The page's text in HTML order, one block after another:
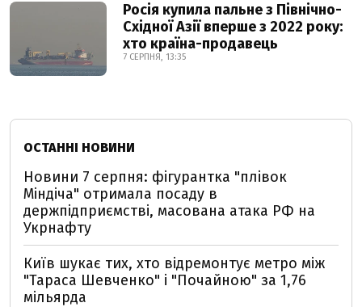
Росія купила пальне з Північно-
Східної Азії вперше з 2022 року:
хто країна-продавець
7 СЕРПНЯ, 13:35
ОСТАННІ НОВИНИ
Новини 7 серпня: фігурантка "плівок
Міндіча" отримала посаду в
держпідприємстві, масована атака РФ на
Укрнафту
Київ шукає тих, хто відремонтує метро між
"Тараса Шевченко" і "Почайною" за 1,76
мільярда